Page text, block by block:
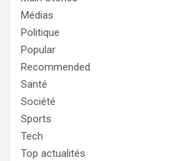
Médias
Politique
Popular
Recommended
Santé
Société
Sports
Tech
Top actualités